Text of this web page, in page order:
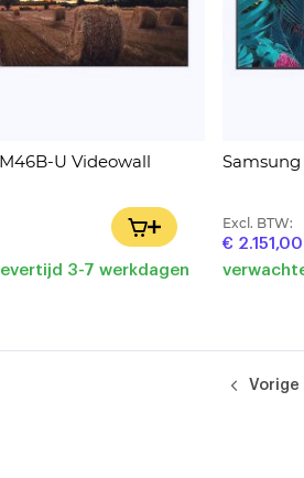
U Videowall
IN WINKELWAGEN
3-7 werkdagen
Excl. BTW:
€ 2.151,00
PaginaPagina
Vorige